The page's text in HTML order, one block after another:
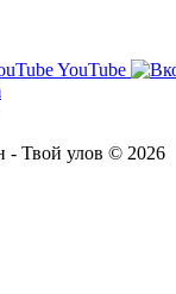
YouTube
- Твой улов © 2026